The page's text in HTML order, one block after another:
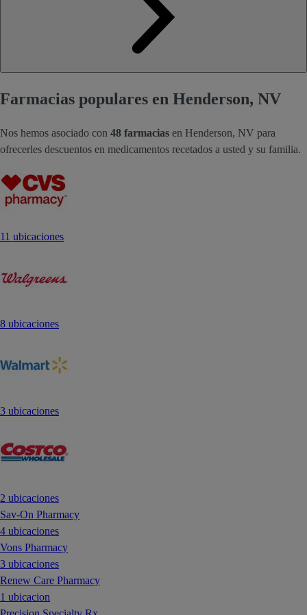
Farmacias populares en Henderson, NV
Nos hemos asociado con 48 farmacias en Henderson, NV para
ofrecerles descuentos en medicamentos recetados a usted y su familia.
11 ubicaciones
8 ubicaciones
3 ubicaciones
2 ubicaciones
Sav-On Pharmacy
4 ubicaciones
Vons Pharmacy
3 ubicaciones
Renew Care Pharmacy
1 ubicacion